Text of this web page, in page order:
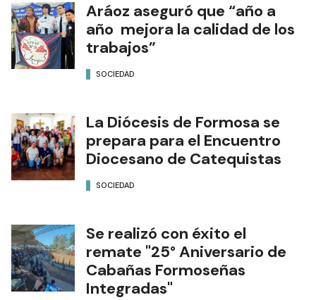
Aráoz aseguró que “año a
año mejora la calidad de los
trabajos”
SOCIEDAD
La Diócesis de Formosa se
prepara para el Encuentro
Diocesano de Catequistas
SOCIEDAD
Se realizó con éxito el
remate "25° Aniversario de
Cabañas Formoseñas
Integradas"